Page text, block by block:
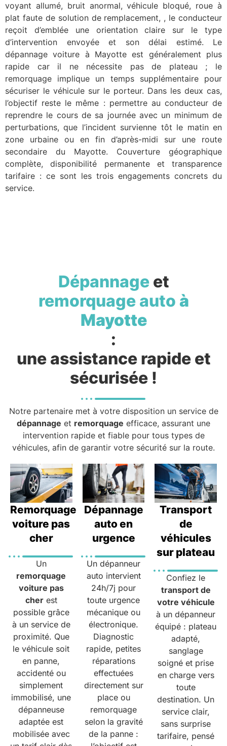
voyant allumé, bruit anormal, véhicule bloqué, roue à
plat faute de solution de remplacement, , le conducteur
reçoit d’emblée une orientation claire sur le type
d’intervention envoyée et son délai estimé. Le
dépannage voiture à Mayotte est généralement plus
rapide car il ne nécessite pas de plateau ; le
remorquage implique un temps supplémentaire pour
sécuriser le véhicule sur le porteur. Dans les deux cas,
l’objectif reste le même : permettre au conducteur de
reprendre le cours de sa journée avec un minimum de
perturbations, que l’incident survienne tôt le matin en
zone urbaine ou en fin d’après-midi sur une route
secondaire du Mayotte. Couverture géographique
complète, disponibilité permanente et transparence
tarifaire : ce sont les trois engagements concrets du
service.
Dépannageet
remorquage auto à
Mayotte
:
une assistance rapide et
sécurisée !
Notre partenaire met à votre disposition un service de
dépannage et remorquage efficace, assurant une
intervention rapide et fiable pour tous types de
véhicules, afin de garantir votre sécurité sur la route.
Remorquage
voiture pas
cher
Un
remorquage
voiture pas
cherest
possible grâce
à un service de
proximité. Que
le véhicule soit
en panne,
accidenté ou
simplement
immobilisé, une
dépanneuse
adaptée est
mobilisée avec
Dépannage
auto en
urgence
Un dépanneur
auto intervient
24h/7j pour
toute urgence
mécanique ou
électronique.
Diagnostic
rapide, petites
réparations
effectuées
directement sur
place ou
remorquage
selon la gravité
de la panne :
Transport
de
véhicules
sur plateau
Confiez le
transport de
votre véhicule
à un dépanneur
équipé : plateau
adapté,
sanglage
soigné et prise
en charge vers
toute
destination. Un
service clair,
sans surprise
tarifaire, pensé